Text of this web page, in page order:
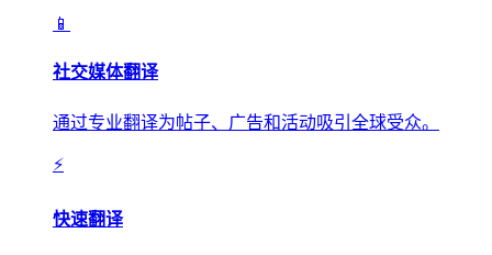
📱
社交媒体翻译
通过专业翻译为帖子、广告和活动吸引全球受众。
⚡
快速翻译